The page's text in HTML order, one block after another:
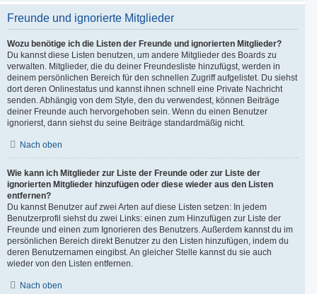
Freunde und ignorierte Mitglieder
Wozu benötige ich die Listen der Freunde und ignorierten Mitglieder?
Du kannst diese Listen benutzen, um andere Mitglieder des Boards zu
verwalten. Mitglieder, die du deiner Freundesliste hinzufügst, werden in
deinem persönlichen Bereich für den schnellen Zugriff aufgelistet. Du siehst
dort deren Onlinestatus und kannst ihnen schnell eine Private Nachricht
senden. Abhängig von dem Style, den du verwendest, können Beiträge
deiner Freunde auch hervorgehoben sein. Wenn du einen Benutzer
ignorierst, dann siehst du seine Beiträge standardmäßig nicht.
Nach oben
Wie kann ich Mitglieder zur Liste der Freunde oder zur Liste der
ignorierten Mitglieder hinzufügen oder diese wieder aus den Listen
entfernen?
Du kannst Benutzer auf zwei Arten auf diese Listen setzen: In jedem
Benutzerprofil siehst du zwei Links: einen zum Hinzufügen zur Liste der
Freunde und einen zum Ignorieren des Benutzers. Außerdem kannst du im
persönlichen Bereich direkt Benutzer zu den Listen hinzufügen, indem du
deren Benutzernamen eingibst. An gleicher Stelle kannst du sie auch
wieder von den Listen entfernen.
Nach oben